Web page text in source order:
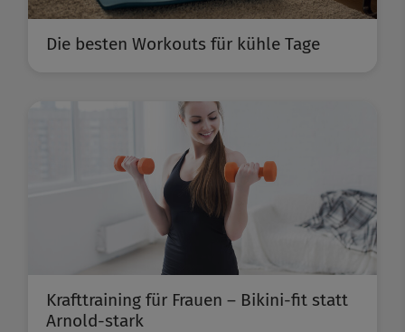
Die besten Workouts für kühle Tage
Krafttraining für Frauen – Bikini-fit statt
Arnold-stark